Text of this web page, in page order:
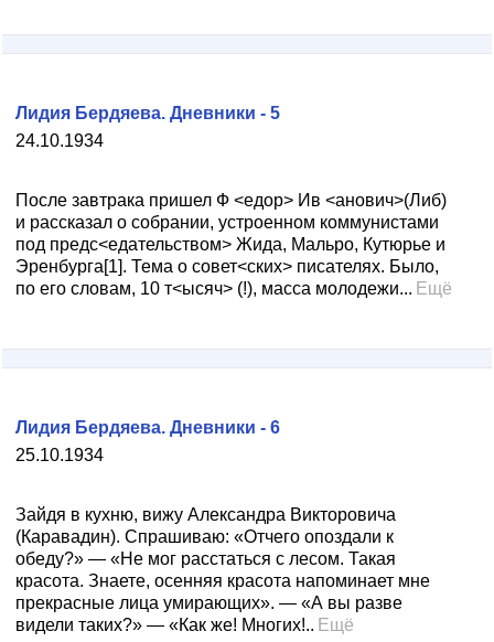
24.10.1934
Лидия Бердяева. Дневники - 5
После завтрака пришел Ф <едор> Ив <анович>(Либ)
и рассказал о собрании, устроенном коммунистами
под предс<едательством> Жида, Мальро, Кутюрье и
Эренбурга[1]. Тема о совет<ских> писателях. Было,
по его словам, 10 т<ысяч> (!), масса молодежи... Ещё
25.10.1934
Лидия Бердяева. Дневники - 6
Зайдя в кухню, вижу Александра Викторовича
(Каравадин). Спрашиваю: «Отчего опоздали к
обеду?» — «Не мог расстаться с лесом. Такая
красота. Знаете, осенняя красота напоминает мне
прекрасные лица умирающих». — «А вы разве
видели таких?» — «Как же! Многих!.. Ещё